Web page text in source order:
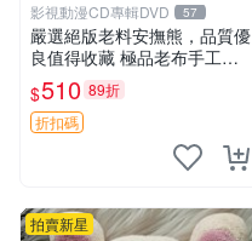
影視動漫CD專輯DVD 57
嚴選絕版老料安撫熊，品質優
良值得收藏 極品老布手工安
撫搖鈴玩具，適合哄睡寶貝
超柔老料搖鈴熊，專為孩子設
計的安心伴護 推薦絕版老布
製工藝搖鈴熊，可當作童
$510 89折
折扣碼
拍賣新星